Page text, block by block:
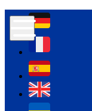
Контур